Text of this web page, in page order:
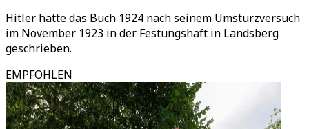
Hitler hatte das Buch 1924 nach seinem Umsturzversuch
im November 1923 in der Festungshaft in Landsberg
geschrieben.
EMPFOHLEN